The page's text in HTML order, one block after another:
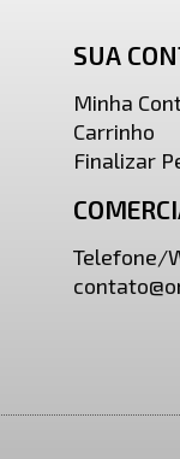
SUA
Minha
Carrinho
Finalizar
Telefone/